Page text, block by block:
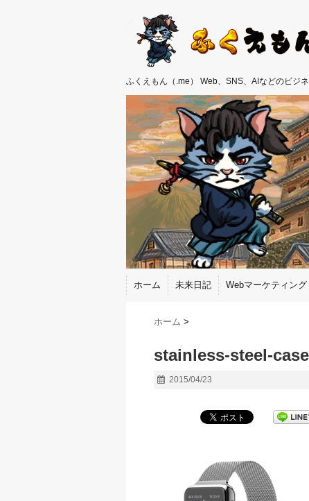
ふくえもん（.me） Web、SNS、AIなどのビジ
ホーム 未来日記 Webマーケティング
ホーム >
stainless-steel-
2015/04/23